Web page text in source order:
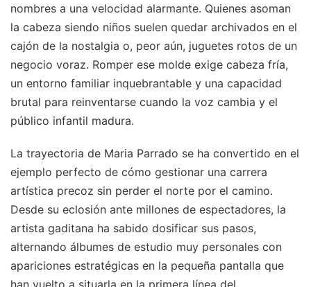
nombres a una velocidad alarmante. Quienes asoman
la cabeza siendo niños suelen quedar archivados en el
cajón de la nostalgia o, peor aún, juguetes rotos de un
negocio voraz. Romper ese molde exige cabeza fría,
un entorno familiar inquebrantable y una capacidad
brutal para reinventarse cuando la voz cambia y el
público infantil madura.
La trayectoria de Maria Parrado se ha convertido en el
ejemplo perfecto de cómo gestionar una carrera
artística precoz sin perder el norte por el camino.
Desde su eclosión ante millones de espectadores, la
artista gaditana ha sabido dosificar sus pasos,
alternando álbumes de estudio muy personales con
apariciones estratégicas en la pequeña pantalla que
han vuelto a situarla en la primera línea del